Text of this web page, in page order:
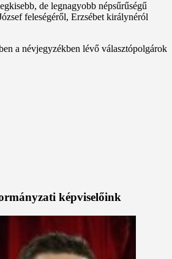
de legnagyobb népsűrűségű
feleségéről, Erzsébet királynéról
a névjegyzékben lévő választópolgárok
képviselőink